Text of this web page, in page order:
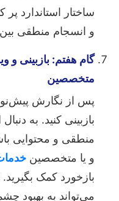
ساختار استاندارد
و انسجام منطقی
گام هفتم: بازبینی و
متخصصین
پس از نگارش
بازبینی کنید. به
منطقی و محتوایی
و یا متخصصین
بازخورد کمک
می‌تواند به بهبود